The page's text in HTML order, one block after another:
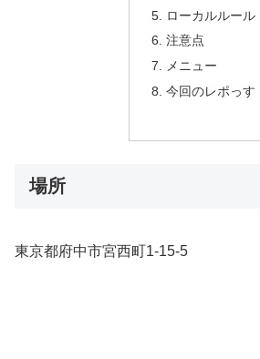
ローカルルール
注意点
メニュー
今回のレポっす
場所
東京都府中市宮西町1-15-5